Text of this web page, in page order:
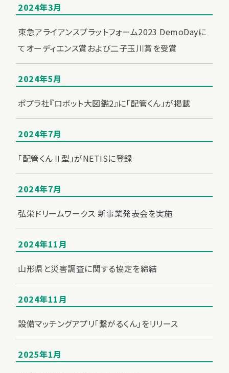
2024年3月
東急アライアンスプラットフォーム2023 DemoDayに
てオーディエンス賞および二子玉川賞を受賞
2024年5月
ポプラ社『ロボット大図鑑2』に「配管くん」が掲載
2024年7月
「配管くんⅡ型」がNETISに登録
2024年7月
弘栄ドリームワークス 新事業発表会を実施
2024年11月
山形県と災害調査に関する協定を締結
2024年11月
設備マッチングアプリ「繋がるくん」をリリース
2025年1月